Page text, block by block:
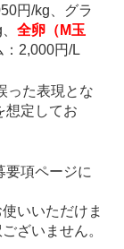
円/kg、グラ
全卵（M玉
：2,000円/L
った表現とな
想定してお
要項ページに
いいただけま
ざいません。